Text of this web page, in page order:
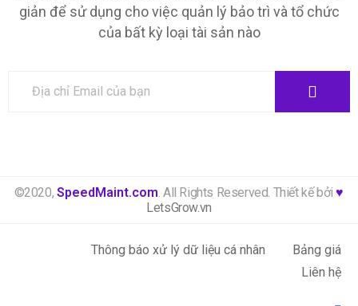
giản để sử dụng cho việc quản lý bảo trì và tổ chức
của bất kỳ loại tài sản nào
©2020, SpeedMaint.com . All Rights Reserved. Thiết kế bởi♥
LetsGrow.vn
Thông báo xử lý dữ liệu cá nhân
Bảng giá
Liên hệ